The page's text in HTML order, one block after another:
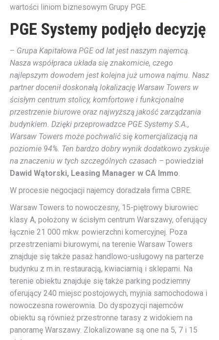
wartości liniom biznesowym Grupy PGE.
PGE Systemy podjęło decyzję
– Grupa Kapitałowa PGE od lat jest naszym najemcą.
Nasza współpraca układa się znakomicie, czego
najlepszym dowodem jest kolejna już umowa najmu. Nasz
partner docenił doskonałą lokalizację Warsaw Towers w
ścisłym centrum stolicy, komfortowe i funkcjonalne
przestrzenie biurowe oraz najwyższą jakość zarządzania
budynkiem. Dzięki przeprowadzce PGE Systemy S.A.,
Warsaw Towers może pochwalić się komercjalizacją na
poziomie 94%. Ten bardzo dobry wynik dodatkowo zyskuje
na znaczeniu w tych szczególnych czasach – powiedział
Dawid Wątorski, Leasing Manager w CA Immo.
W procesie negocjacji najemcy doradzała firma CBRE.
Warsaw Towers to nowoczesny, 15-piętrowy biurowiec
klasy A, położony w ścisłym centrum Warszawy, oferujący
łącznie 21 000 mkw. powierzchni komercyjnej. Poza
przestrzeniami biurowymi, na terenie Warsaw Towers
znajduje się także pasaż handlowo-usługowy na parterze
budynku z m.in. restauracją, kwiaciarnią i sklepami. Na
terenie obiektu znajduje się także parking podziemny
oferujący 240 miejsc postojowych, myjnia samochodowa i
nowoczesna rowerownia. Do dyspozycji najemców
obiektu są również przestronne tarasy z widokiem na
panoramę Warszawy. Zlokalizowane są one na 5, 7 i 15